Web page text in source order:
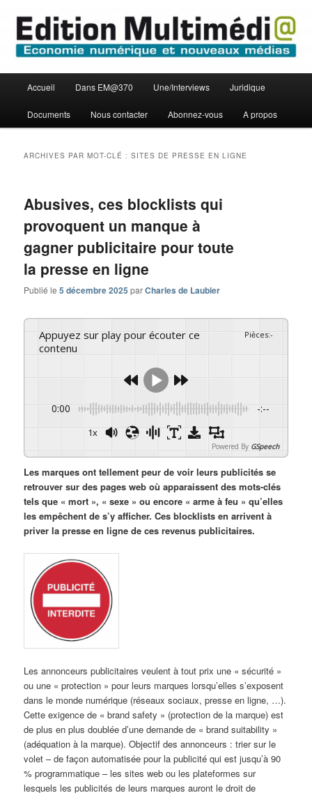
contenu
principal
contenu
secondaire
Edition Multimédi@
principal
Accueil Dans EM@370 Une/Interviews Juridique
Documents Nous contacter Abonnez-vous A propos
ARCHIVES PAR MOT-CLÉ :SITES DE PRESSE EN LIGNE
Abusives, ces blocklists qui
provoquent un manque à
gagner publicitaire pour toute
la presse en ligne
Publié le5 décembre 2025 parCharles de Laubier
Appuyez sur play pour écouter ce
contenu
Pièces:-
0:00 -:--
1x
Powered By GSpeech
Les marques ont tellement peur de voir leurs publicités se
retrouver sur des pages web où apparaissent des mots-clés
tels que « mort », « sexe » ou encore « arme à feu » qu’elles
les empêchent de s’y afficher. Ces blocklists en arrivent à
priver la presse en ligne de ces revenus publicitaires.
Les annonceurs publicitaires veulent à tout prix une « sécurité »
ou une « protection » pour leurs marques lorsqu’elles s’exposent
dans le monde numérique (réseaux sociaux, presse en ligne, …).
Cette exigence de « brand safety » (protection de la marque) est
de plus en plus doublée d’une demande de « brand suitability »
(adéquation à la marque). Objectif des annonceurs : trier sur le
volet – de façon automatisée pour la publicité qui est jusqu’à 90
% programmatique – les sites web ou les plateformes sur
lesquels les publicités de leurs marques auront le droit de